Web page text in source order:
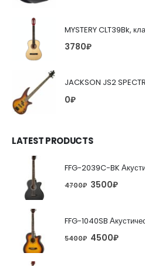
MYSTERY CLT39Bk,
3780₽
0₽
LATEST PRODUCTS
FFG-2039C-BK
4700₽ 3500₽
5400₽ 4500₽